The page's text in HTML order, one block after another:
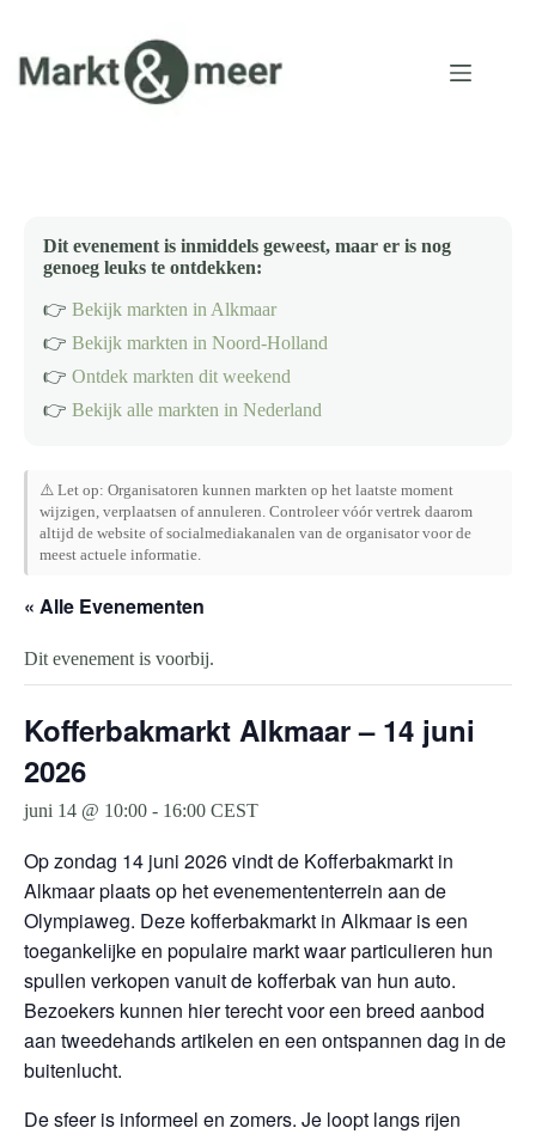
inhoud
Dit evenement is inmiddels geweest, maar er is nog
genoeg leuks te ontdekken:
👉 Bekijk markten in Alkmaar
👉 Bekijk markten in Noord-Holland
👉 Ontdek markten dit weekend
👉 Bekijk alle markten in Nederland
⚠️ Let op: Organisatoren kunnen markten op het laatste moment
wijzigen, verplaatsen of annuleren. Controleer vóór vertrek daarom
altijd de website of socialmediakanalen van de organisator voor de
meest actuele informatie.
« Alle Evenementen
Dit evenement is voorbij.
Kofferbakmarkt Alkmaar – 14 juni
2026
juni 14 @ 10:00 - 16:00 CEST
Op zondag 14 juni 2026 vindt de Kofferbakmarkt in
Alkmaar plaats op het evenemententerrein aan de
Olympiaweg. Deze kofferbakmarkt in Alkmaar is een
toegankelijke en populaire markt waar particulieren hun
spullen verkopen vanuit de kofferbak van hun auto.
Bezoekers kunnen hier terecht voor een breed aanbod
aan tweedehands artikelen en een ontspannen dag in de
buitenlucht.
De sfeer is informeel en zomers. Je loopt langs rijen